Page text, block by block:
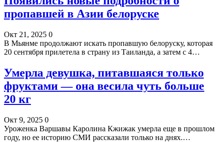
пропавшей в Азии белоруске
Окт 21, 2025 0
В Мьянме продолжают искать пропавшую белоруску, которая
20 сентября прилетела в страну из Таиланда, а затем с 4…
Умерла девушка, питавшаяся только
фруктами — она весила чуть больше
20 кг
Окт 9, 2025 0
Уроженка Варшавы Каролина Кжижак умерла еще в прошлом
году, но ее историю СМИ рассказали только на днях.…